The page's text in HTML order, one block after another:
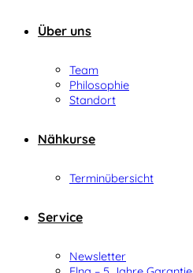
Über uns
Team
Philosophie
Standort
Nähkurse
Terminübersicht
Service
Newsletter